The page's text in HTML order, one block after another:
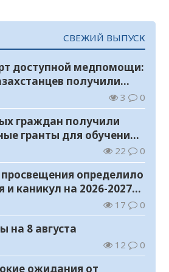
СВЕЖИЙ ВЫПУСК
доступной медпомощи:
получили
услуги
3 0
граждан получили
гранты для обучения в
22 0
определило
и каникул на 2026-2027
17 0
на 8 августа
12 0
ожидания от